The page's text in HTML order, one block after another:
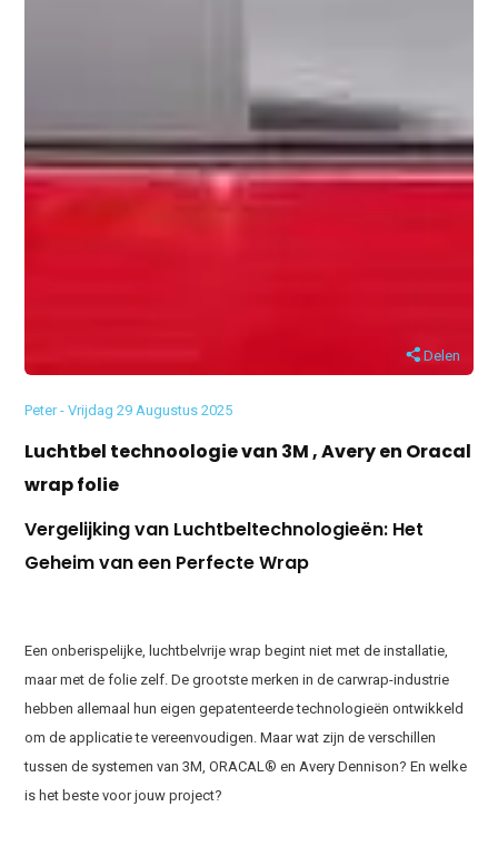
Delen
Peter - Vrijdag 29 Augustus 2025
Luchtbel technoologie van 3M , Avery en Oracal
wrap folie
Vergelijking van Luchtbeltechnologieën: Het
Geheim van een Perfecte Wrap
Een onberispelijke, luchtbelvrije wrap begint niet met de installatie,
maar met de folie zelf. De grootste merken in de carwrap-industrie
hebben allemaal hun eigen gepatenteerde technologieën ontwikkeld
om de applicatie te vereenvoudigen. Maar wat zijn de verschillen
tussen de systemen van 3M, ORACAL® en Avery Dennison? En welke
is het beste voor jouw project?